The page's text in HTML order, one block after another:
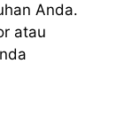
Anda.
atau